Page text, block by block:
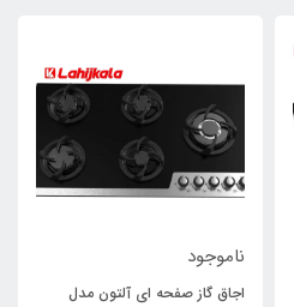
ناموجود
اجاق گاز صفحه ای آلتون مدل